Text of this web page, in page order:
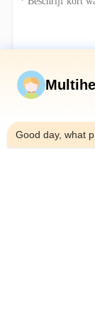
Good day, what